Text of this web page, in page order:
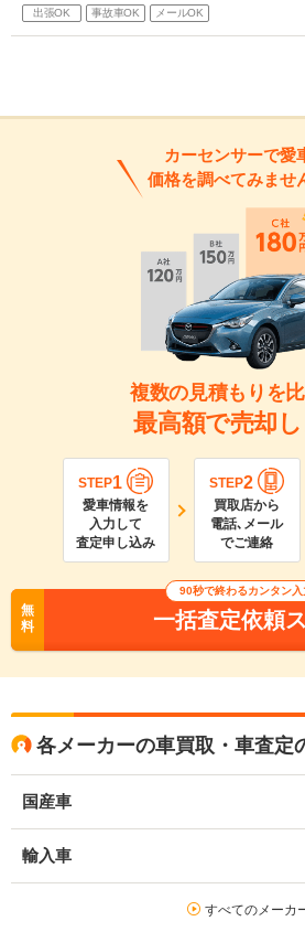
出張OK 事故車OK メールOK
カーセンサーで愛
価格を調べてみませ
複数の見積もりを
最高額で売却
STEP1
愛車情報を
入力して
査定申し込み
STEP2
買取店から
電話､メール
でご連絡
無
料
90秒で終わるカンタン入
一括査定依頼
各メーカーの車買取・車査定
国産車
輸入車
すべてのメーカ